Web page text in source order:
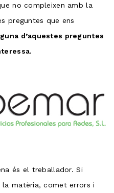
no compleixen amb la
preguntes que ens
d’aquestes preguntes
és el treballador. Si
matèria, comet errors i